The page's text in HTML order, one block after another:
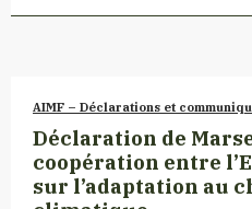
AIMF – Déclarations et
Déclaration de
coopération entre
sur l’adaptation au